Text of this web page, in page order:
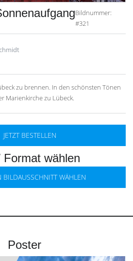
Bildnummer:
#321
zu brennen. In den schönsten Tönen
Marienkirche zu Lübeck.
JETZT BESTELLEN
wählen
BILDAUSSCHNITT WÄHLEN
Poster